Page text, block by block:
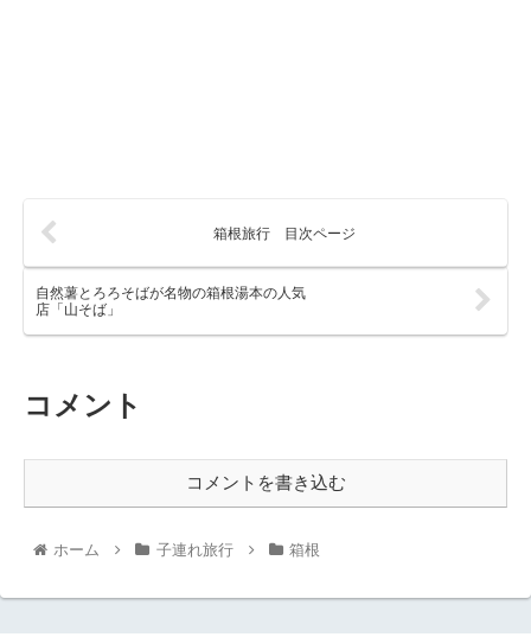
箱根旅行 目次ページ
自然薯とろろそばが名物の箱根湯本の人気
店「山そば」
コメント
コメントを書き込む
ホーム 子連れ旅行 箱根